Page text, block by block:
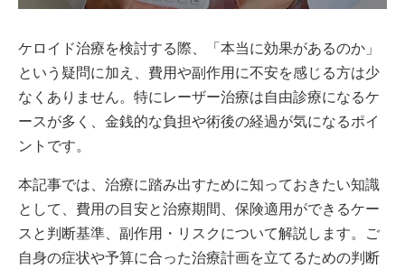
ケロイド治療を検討する際、「本当に効果があるのか」
という疑問に加え、費用や副作用に不安を感じる方は少
なくありません。特にレーザー治療は自由診療になるケ
ースが多く、金銭的な負担や術後の経過が気になるポイ
ントです。
本記事では、治療に踏み出すために知っておきたい知識
として、費用の目安と治療期間、保険適用ができるケー
スと判断基準、副作用・リスクについて解説します。ご
自身の症状や予算に合った治療計画を立てるための判断